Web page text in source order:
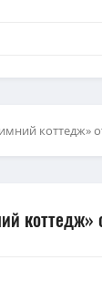
коттедж»
коттедж»